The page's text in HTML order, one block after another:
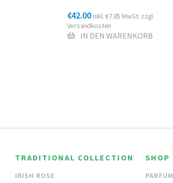
€42.00 inkl.€7.85 MwSt. zzgl.
Versandkosten
IN DEN WARENKORB
TRADITIONAL COLLECTION
IRISH ROSE
SHOP
PARFUM